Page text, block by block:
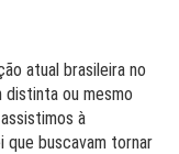
atual brasileira no
ou mesmo
à
buscavam tornar